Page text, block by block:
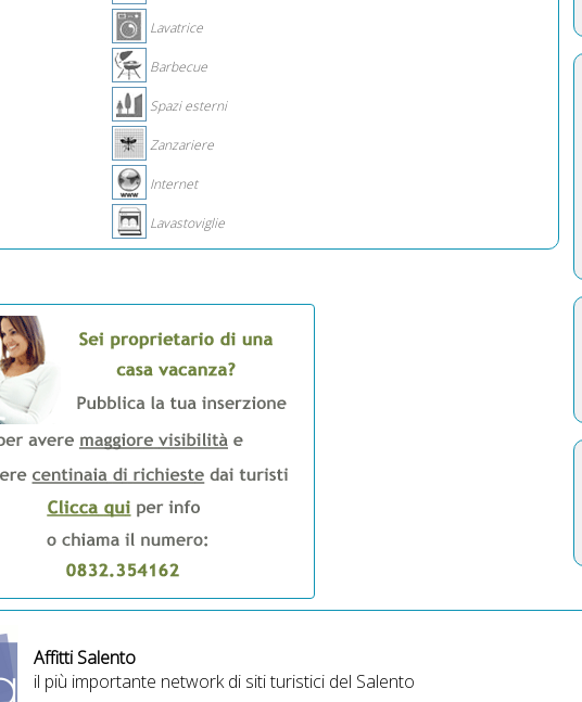
Lavatrice
Barbecue
Spazi esterni
Zanzariere
Internet
Lavastoviglie
Affitti Salento
il più importante network di siti turistici del Salento